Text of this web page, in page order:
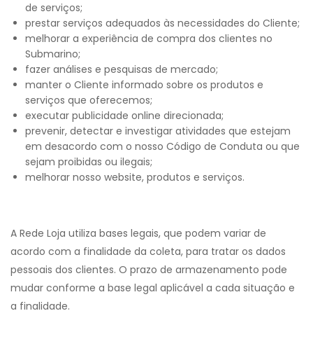
de serviços;
prestar serviços adequados às necessidades do Cliente;
melhorar a experiência de compra dos clientes no
Submarino;
fazer análises e pesquisas de mercado;
manter o Cliente informado sobre os produtos e
serviços que oferecemos;
executar publicidade online direcionada;
prevenir, detectar e investigar atividades que estejam
em desacordo com o nosso Código de Conduta ou que
sejam proibidas ou ilegais;
melhorar nosso website, produtos e serviços.
A Rede Loja utiliza bases legais, que podem variar de
acordo com a finalidade da coleta, para tratar os dados
pessoais dos clientes. O prazo de armazenamento pode
mudar conforme a base legal aplicável a cada situação e
a finalidade.